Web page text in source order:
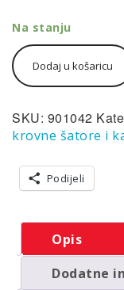
Na stanju
Thule
Foothill
2
šator
za
osobe
sive
boje
Dodaj u košaricu
SKU: 901042
krovne šatore i
Podijeli
Opis
Dodatne